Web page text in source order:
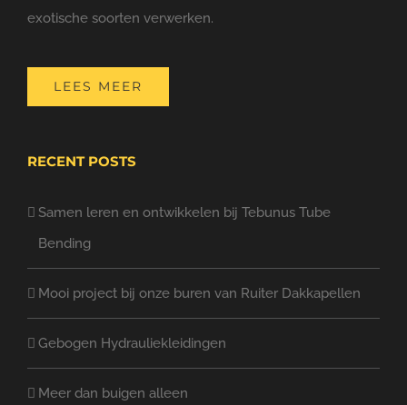
exotische soorten verwerken.
LEES MEER
RECENT POSTS
Samen leren en ontwikkelen bij Tebunus Tube
Bending
Mooi project bij onze buren van Ruiter Dakkapellen
Gebogen Hydrauliekleidingen
Meer dan buigen alleen